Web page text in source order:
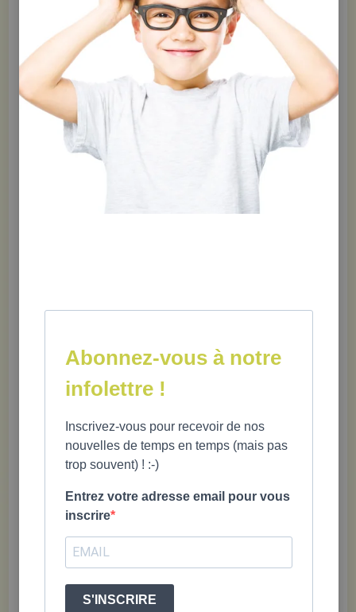
Pour plusieurs jeunes, faire ou ne pas faire partie de la
gang, là est la question! Ils se sentent « rejets » s’ils n’en
font pas partie, mais il y a des règles à suivre pour y être
admis. Pourquoi se soumettre à de telles contraintes entre
amis? Tu peux créer des amitiés sincères et durables sans
tous ces chichis!
Si les cliques te donnent le tournis, tu viens de trouver le
livre parfait pour t’aider à mieux gérer les situations sociales,
à bien t’entendre avec les autres en étant amical et
Quitter une clique ou un clan qui ne te fait pas
Gérer les cliques en ligne
Trevor Romain et Elizabeth Verdick
5,25 X 7" ; 8 ans et plus ; 112 pages; ISBN 978-2-924804-33-9
Abonnez-vous à notre
infolettre !
Inscrivez-vous pour recevoir de nos
nouvelles de temps en temps (mais pas
trop souvent) ! :-)
Entrez votre adresse email pour vous
inscrire
S'INSCRIRE